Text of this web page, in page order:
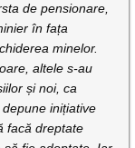
de pensionare,
în fața
minelor.
altele s-au
și noi, ca
inițiative
facă dreptate